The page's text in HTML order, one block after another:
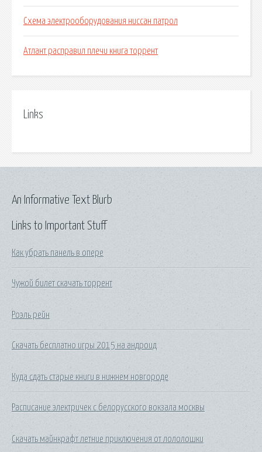
Схема электрооборудования ниссан патрол
Атлант расправил плечи книга торрент
Links
Links to Important Stuff
Как убрать панель в опере
Чужой билет скачать торрент
Роэль рейн
Скачать бесплатно игры 2015 на андроид
Куда сдать старые книги в нижнем новгороде
Расписание электричек с белорусского вокзала москвы
Скачать майнкрафт летние приключения от лололошки
An Informative Text Blurb